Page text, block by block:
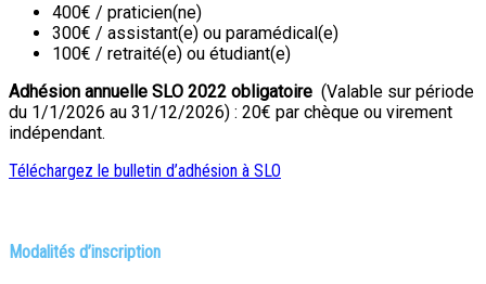
400€ / praticien(ne)
300€ / assistant(e) ou paramédical(e)
100€ / retraité(e) ou étudiant(e)
Adhésion annuelle SLO 2022 obligatoire (Valable sur période
du 1/1/2026 au 31/12/2026) : 20€ par chèque ou virement
indépendant.
Téléchargez le bulletin d’adhésion à SLO
Modalités d’inscription